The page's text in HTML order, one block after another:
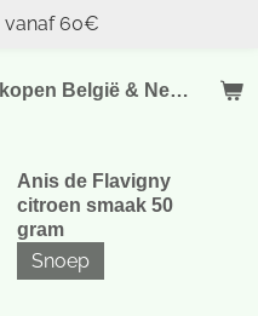
Dammann thee kopen België & Nederland
vanaf 60€
Anis de Flavigny
citroen smaak 50
gram
Snoep